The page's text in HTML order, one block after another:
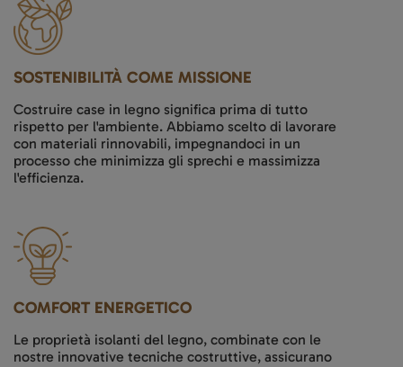
SOSTENIBILITÀ COME MISSIONE
Costruire case in legno significa prima di tutto
rispetto per l'ambiente. Abbiamo scelto di lavorare
con materiali rinnovabili, impegnandoci in un
processo che minimizza gli sprechi e massimizza
l'efficienza.
COMFORT ENERGETICO
Le proprietà isolanti del legno, combinate con le
nostre innovative tecniche costruttive, assicurano